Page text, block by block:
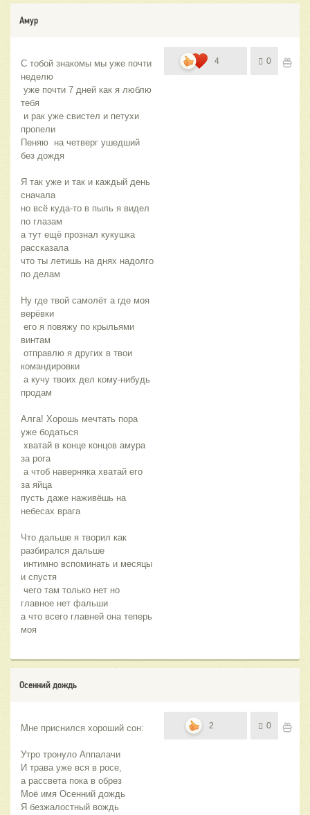
Амур
С тобой знакомы мы уже почти
неделю
тебя
пропели
Пеняю  на четверг ушедший
без дождя
Я так уже и так и каждый день
сначала
но всё куда-то в пыль я видел
по глазам
а тут ещё прознал кукушка
рассказала
что ты летишь на днях надолго
по делам
Ну где твой самолёт а где моя
верёвки
винтам
командировки
продам
Алга! Хорошь мечтать пора
уже бодаться
за рога
за яйца
пусть даже наживёшь на
небесах врага
Что дальше я творил как
разбирался дальше
и спустя
главное нет фальши
а что всего главней она теперь
моя
4 0
Осенний дождь
Мне приснился хороший сон:
Утро тронуло Аппалачи
И трава уже вся в росе,
а рассвета пока в обрез
Моё имя Осенний дождь
Я безжалостный вождь
2 0